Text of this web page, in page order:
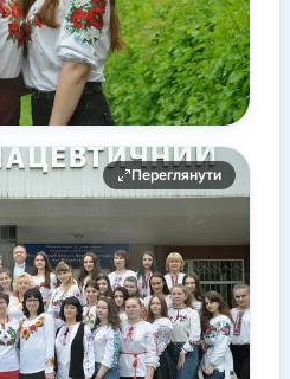
Переглянути